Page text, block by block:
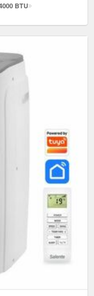
BTU